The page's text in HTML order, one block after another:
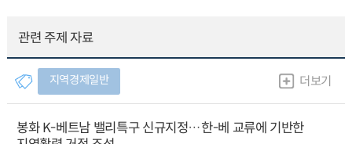
관련 주제 자료
지역경제일반 더보기
봉화 K-베트남 밸리특구 신규지정…한-베 교류에 기반한